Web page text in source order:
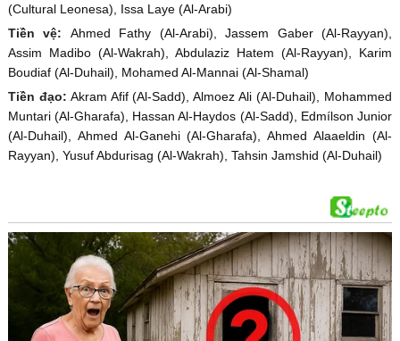
(Cultural Leonesa), Issa Laye (Al-Arabi)
Tiền vệ: Ahmed Fathy (Al-Arabi), Jassem Gaber (Al-Rayyan),
Assim Madibo (Al-Wakrah), Abdulaziz Hatem (Al-Rayyan), Karim
Boudiaf (Al-Duhail), Mohamed Al-Mannai (Al-Shamal)
Tiền đạo: Akram Afif (Al-Sadd), Almoez Ali (Al-Duhail), Mohammed
Muntari (Al-Gharafa), Hassan Al-Haydos (Al-Sadd), Edmílson Junior
(Al-Duhail), Ahmed Al-Ganehi (Al-Gharafa), Ahmed Alaaeldin (Al-
Rayyan), Yusuf Abdurisag (Al-Wakrah), Tahsin Jamshid (Al-Duhail)